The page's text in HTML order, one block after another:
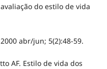
do estilo de vida
abr/jun; 5(2):48-59.
AF. Estilo de vida dos